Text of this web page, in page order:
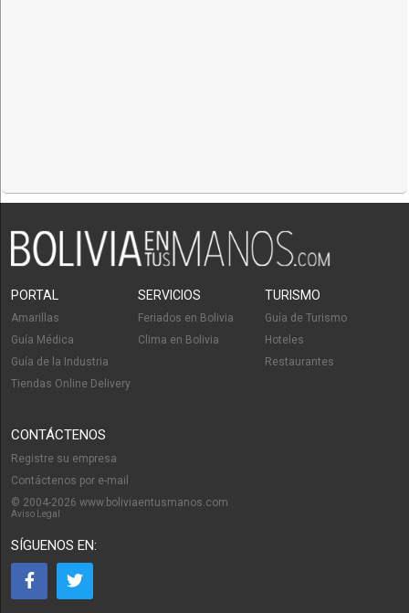
PORTAL
Amarillas
Guía Médica
Guía de la Industria
Tiendas Online Delivery
SERVICIOS
Feriados en Bolivia
Clima en Bolivia
TURISMO
Guía de Turismo
Hoteles
Restaurantes
CONTÁCTENOS
Registre su empresa
Contáctenos por e-mail
© 2004-2026 www.boliviaentusmanos.com
Aviso Legal
SÍGUENOS EN: